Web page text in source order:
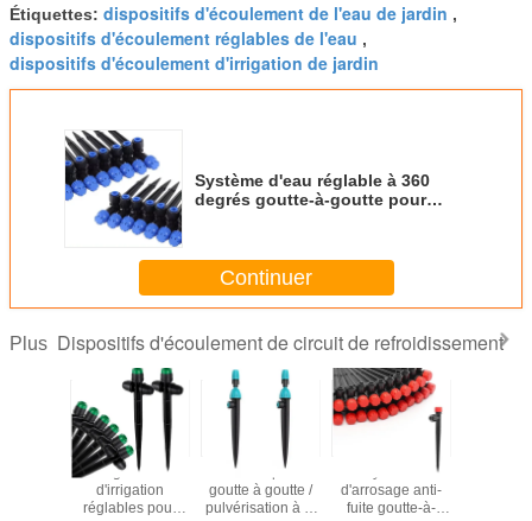
Étiquettes: dispositifs d'écoulement de l'eau de jardin ,
dispositifs d'écoulement réglables de l'eau ,
dispositifs d'écoulement d'irrigation de jardin
Système d'eau réglable à 360
degrés goutte-à-goutte pour
Continuer
Plus Dispositifs d'écoulement de circuit de refroidissement
Des gouttières
d'irrigation
réglables pour
Insert rapide
goutte à goutte /
pulvérisation à la
d'arrosage anti-
fuite goutte-à-